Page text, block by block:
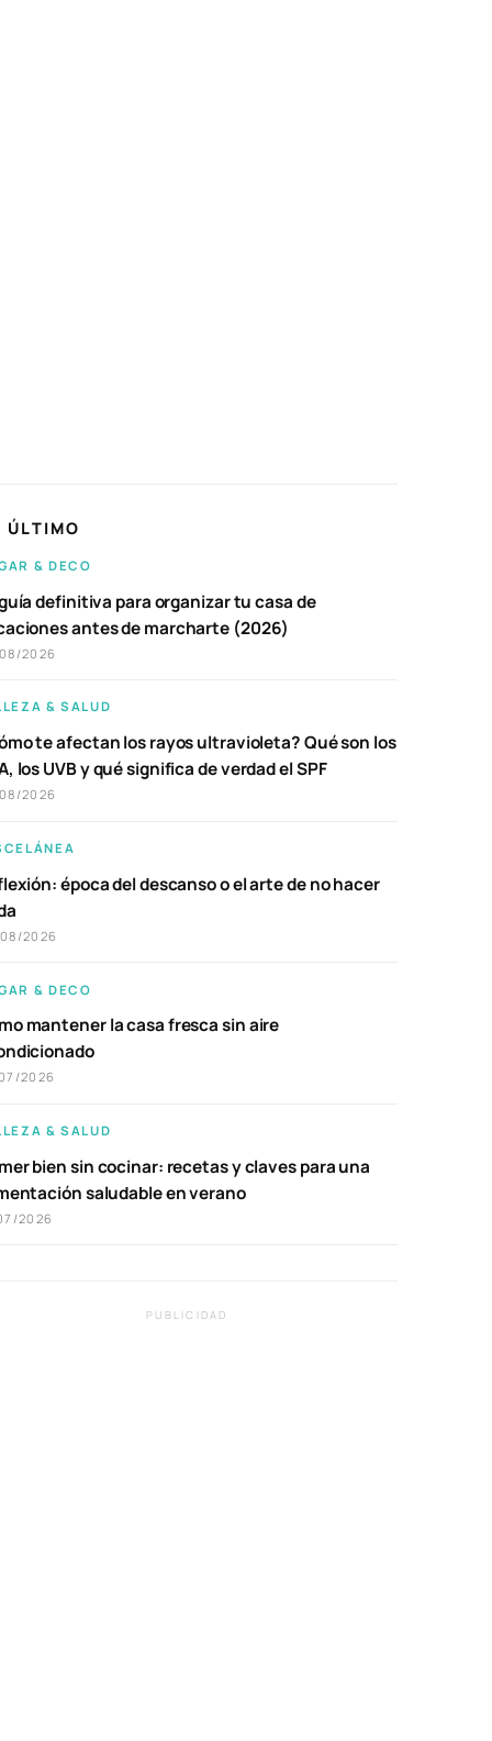
ÚLTIMO
& DECO
definitiva para organizar tu casa de
antes de marcharte (2026)
2026
& SALUD
te afectan los rayos ultravioleta? Qué son los
los UVB y qué significa de verdad el SPF
2026
época del descanso o el arte de no hacer
2026
& DECO
mantener la casa fresca sin aire
2026
& SALUD
bien sin cocinar: recetas y claves para una
saludable en verano
2026
PUBLICIDAD